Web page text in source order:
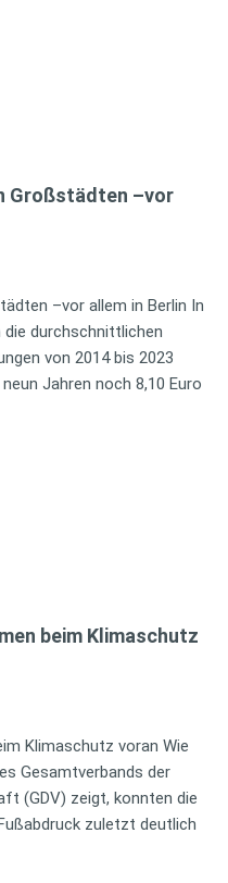
Großstädten –vor
–vor allem in Berlin In
durchschnittlichen
von 2014 bis 2023
Jahren noch 8,10 Euro
beim Klimaschutz
Klimaschutz voran Wie
Gesamtverbands der
(GDV) zeigt, konnten die
zuletzt deutlich